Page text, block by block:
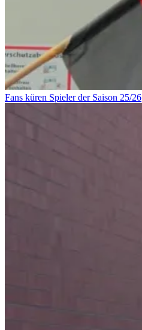
Fans küren Spieler der Saison 25/26